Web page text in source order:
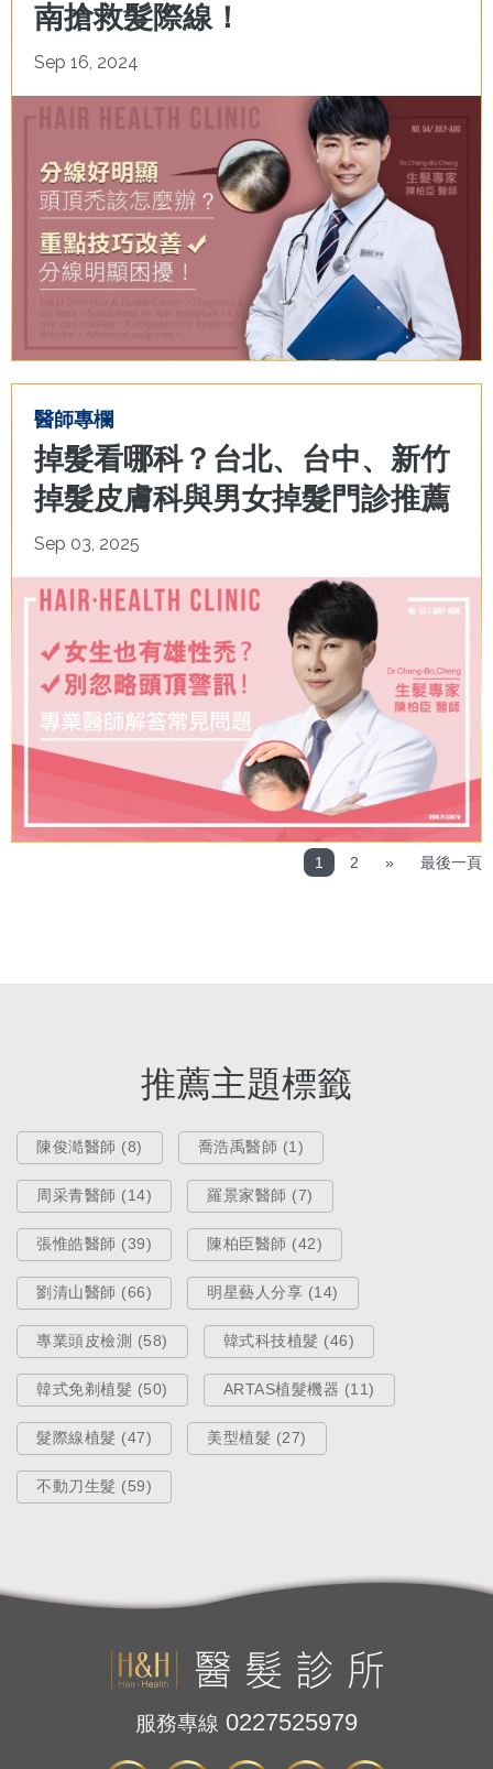
南搶救髮際線！
Sep 16, 2024
醫師專欄
掉髮看哪科？台北、台中、新竹
掉髮皮膚科與男女掉髮門診推薦
Sep 03, 2025
1 2 » 最後一頁
推薦主題標籤
陳俊澔醫師 (8) 喬浩禹醫師 (1)
周采青醫師 (14) 羅景家醫師 (7)
張惟皓醫師 (39) 陳柏臣醫師 (42)
劉清山醫師 (66) 明星藝人分享 (14)
專業頭皮檢測 (58) 韓式科技植髮 (46)
韓式免剃植髮 (50) ARTAS植髮機器 (11)
髮際線植髮 (47) 美型植髮 (27)
不動刀生髮 (59)
服務專線 0227525979